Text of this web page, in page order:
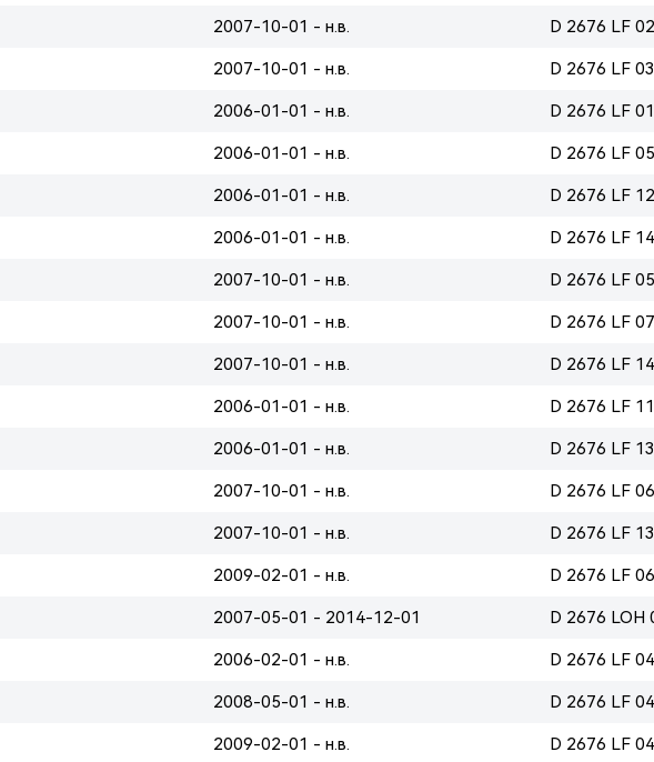
2007-10-01 - н.в. D 2676 LF
2007-10-01 - н.в. D 2676 LF
2006-01-01 - н.в. D 2676 LF
2006-01-01 - н.в. D 2676 LF
2006-01-01 - н.в. D 2676 LF
2006-01-01 - н.в. D 2676 LF
2007-10-01 - н.в. D 2676 LF
2007-10-01 - н.в. D 2676 LF
2007-10-01 - н.в. D 2676 LF
2006-01-01 - н.в. D 2676 LF
2006-01-01 - н.в. D 2676 LF
2007-10-01 - н.в. D 2676 LF
2007-10-01 - н.в. D 2676 LF
2009-02-01 - н.в. D 2676 LF
2007-05-01 - 2014-12-01 D 2676 LOH
2006-02-01 - н.в. D 2676 LF
2008-05-01 - н.в. D 2676 LF
2009-02-01 - н.в. D 2676 LF